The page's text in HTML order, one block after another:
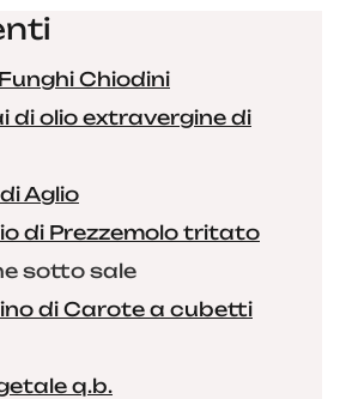
Chiodini
di olio extravergine di
Aglio
di Prezzemolo tritato
sotto sale
di Carote a cubetti
q.b.